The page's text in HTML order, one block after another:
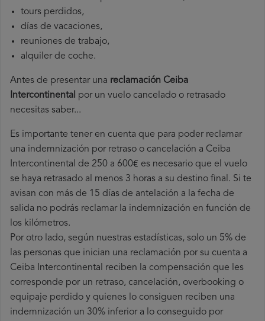
tours perdidos,
días de vacaciones,
reuniones de trabajo,
alquiler de coche.
Antes de presentar una reclamación Ceiba
Intercontinental por un vuelo cancelado o retrasado
necesitas saber...
Es importante tener en cuenta que para poder reclamar
una indemnización por retraso o cancelación a Ceiba
Intercontinental de 250 a 600€ es necesario que el vuelo
se haya retrasado al menos 3 horas a su destino final. Si te
avisan con más de 15 días de antelación a la fecha de
salida no podrás reclamar la indemnización en función de
los kilómetros.
Por otro lado, según nuestras estadísticas, solo un 5% de
las personas que inician una reclamación por su cuenta a
Ceiba Intercontinental reciben la compensación que les
corresponde por un retraso, cancelación, overbooking o
equipaje perdido y quienes lo consiguen reciben una
indemnización un 30% inferior a lo conseguido por